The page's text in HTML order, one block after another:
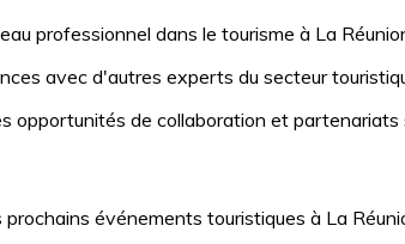
professionnel dans le tourisme à La
avec d'autres experts du secteur
opportunités de collaboration et partenariats
événements touristiques à La